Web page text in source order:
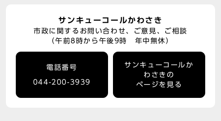
サンキューコールかわさき
市政に関するお問い合わせ、ご意見、ご相談
（午前8時から午後9時 年中無休）
電話番号
044-200-3939
サンキューコールか
わさきの
ページを見る